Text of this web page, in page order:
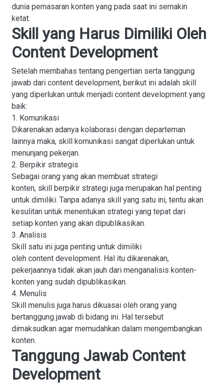
dunia pemasaran konten yang pada saat ini semakin
ketat.
Skill yang Harus Dimiliki Oleh
Content Development
Setelah membahas tentang pengertian serta tanggung
jawab dari content development, berikut ini adalah skill
yang diperlukan untuk menjadi content development yang
baik:
1. Komunikasi
Dikarenakan adanya kolaborasi dengan departeman
lainnya maka, skill komunikasi sangat diperlukan untuk
menunjang pekerjan.
2. Berpikir strategis
Sebagai orang yang akan membuat strategi
konten, skill berpikir strategi juga merupakan hal penting
untuk dimiliki. Tanpa adanya skill yang satu ini, tentu akan
kesulitan untuk menentukan strategi yang tepat dari
setiap konten yang akan dipublikasikan.
3. Analisis
Skill satu ini juga penting untuk dimiliki
oleh content development. Hal itu dikarenakan,
pekerjaannya tidak akan jauh dari menganalisis konten-
konten yang sudah dipublikasikan.
4. Menulis
Skill menulis juga harus dikuasai oleh orang yang
bertanggung jawab di bidang ini. Hal tersebut
dimaksudkan agar memudahkan dalam mengembangkan
konten.
Tanggung Jawab Content
Development